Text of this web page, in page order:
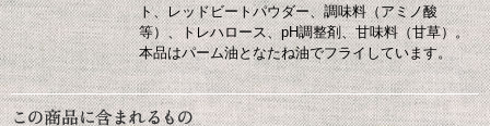
ト、レッドビートパウダー、調味料（アミノ酸
等）、トレハロース、pH調整剤、甘味料（甘草）。
本品はパーム油となたね油でフライしています。